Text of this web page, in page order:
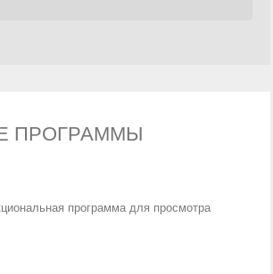
ПРОГРАММЫ
программа для просмотра